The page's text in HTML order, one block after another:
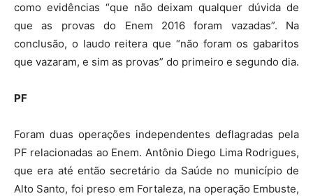
como evidências “que não deixam qualquer dúvida de
que as provas do Enem 2016 foram vazadas”. Na
conclusão, o laudo reitera que “não foram os gabaritos
que vazaram, e sim as provas” do primeiro e segundo dia.
PF
Foram duas operações independentes deflagradas pela
PF relacionadas ao Enem. Antônio Diego Lima Rodrigues,
que era até então secretário da Saúde no município de
Alto Santo, foi preso em Fortaleza, na operação Embuste,